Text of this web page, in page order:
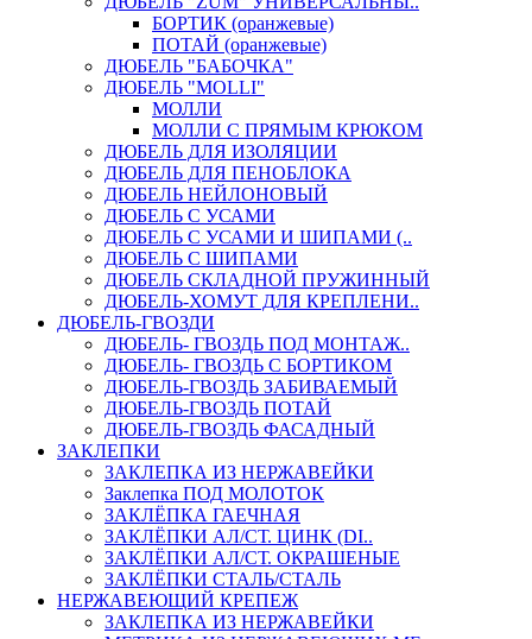
БОРТИК (оранжевые)
ПОТАЙ (оранжевые)
ДЮБЕЛЬ "БАБОЧКА"
ДЮБЕЛЬ "МOLLI"
МОЛЛИ
МОЛЛИ С ПРЯМЫМ КРЮКОМ
ДЮБЕЛЬ ДЛЯ ИЗОЛЯЦИИ
ДЮБЕЛЬ ДЛЯ ПЕНОБЛОКА
ДЮБЕЛЬ НЕЙЛОНОВЫЙ
ДЮБЕЛЬ С УСАМИ
ДЮБЕЛЬ С УСАМИ И ШИПАМИ (..
ДЮБЕЛЬ С ШИПАМИ
ДЮБЕЛЬ СКЛАДНОЙ ПРУЖИННЫЙ
ДЮБЕЛЬ-ХОМУТ ДЛЯ КРЕПЛЕНИ..
ДЮБЕЛЬ-ГВОЗДИ
ДЮБЕЛЬ- ГВОЗДЬ ПОД МОНТАЖ..
ДЮБЕЛЬ- ГВОЗДЬ С БОРТИКОМ
ДЮБЕЛЬ-ГВОЗДЬ ЗАБИВАЕМЫЙ
ДЮБЕЛЬ-ГВОЗДЬ ПОТАЙ
ДЮБЕЛЬ-ГВОЗДЬ ФАСАДНЫЙ
ЗАКЛЕПКИ
ЗАКЛЕПКА ИЗ НЕРЖАВЕЙКИ
Заклепка ПОД МОЛОТОК
ЗАКЛЁПКА ГАЕЧНАЯ
ЗАКЛЁПКИ АЛ/СТ. ЦИНК (DI..
ЗАКЛЁПКИ АЛ/СТ. ОКРАШЕНЫЕ
ЗАКЛЁПКИ СТАЛЬ/СТАЛЬ
НЕРЖАВЕЮЩИЙ КРЕПЕЖ
ЗАКЛЕПКА ИЗ НЕРЖАВЕЙКИ